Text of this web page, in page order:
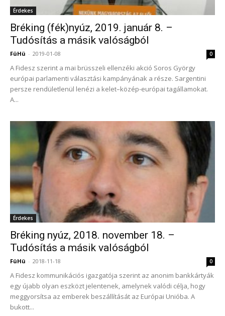
Érdekes
Bréking (fék)nyúz, 2019. január 8. –
Tudósítás a másik valóságból
FüHü - 2019-01-08 0
A Fidesz szerint a mai brüsszeli ellenzéki akció Soros György
európai parlamenti választási kampányának a része. Sargentini
persze rendületlenül lenézi a kelet–közép-európai tagállamokat.
A...
Érdekes
Bréking nyúz, 2018. november 18. –
Tudósítás a másik valóságból
FüHü - 2018-11-18 0
A Fidesz kommunikációs igazgatója szerint az anonim bankkártyák
egy újabb olyan eszközt jelentenek, amelynek valódi célja, hogy
meggyorsítsa az emberek beszállítását az Európai Unióba. A
bukott...